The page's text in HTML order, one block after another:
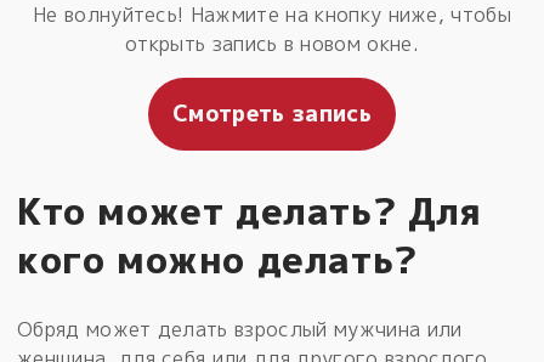
Не волнуйтесь! Нажмите на кнопку ниже, чтобы
открыть запись в новом окне.
Смотреть запись
Кто может делать? Для
кого можно делать?
Обряд может делать взрослый мужчина или